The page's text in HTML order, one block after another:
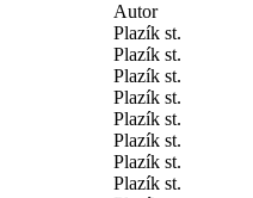
Autor
Plazík st.
Plazík st.
Plazík st.
Plazík st.
Plazík st.
Plazík st.
Plazík st.
Plazík st.